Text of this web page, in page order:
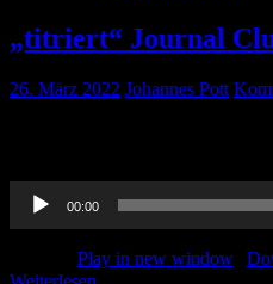
„titriert“ Journal
26. März 2022 Johannes Pott
Audio-
Player
00:00
Play in new window